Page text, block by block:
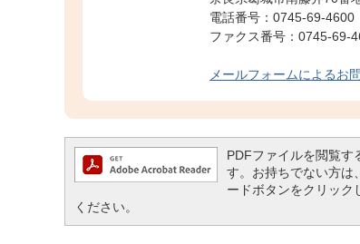
電話番号：0745-69-4600
ファクス番号：0745-69-
メールフォームによるお
PDFファイルを閲覧
す。お持ちでない方は
ードボタンをクリック
ください。